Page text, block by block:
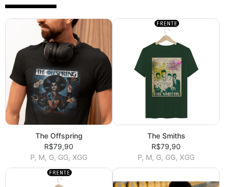
The Offspring
R$79,90
P, M, G, GG, XGG
The Smiths
R$79,90
P, M, G, GG, XGG